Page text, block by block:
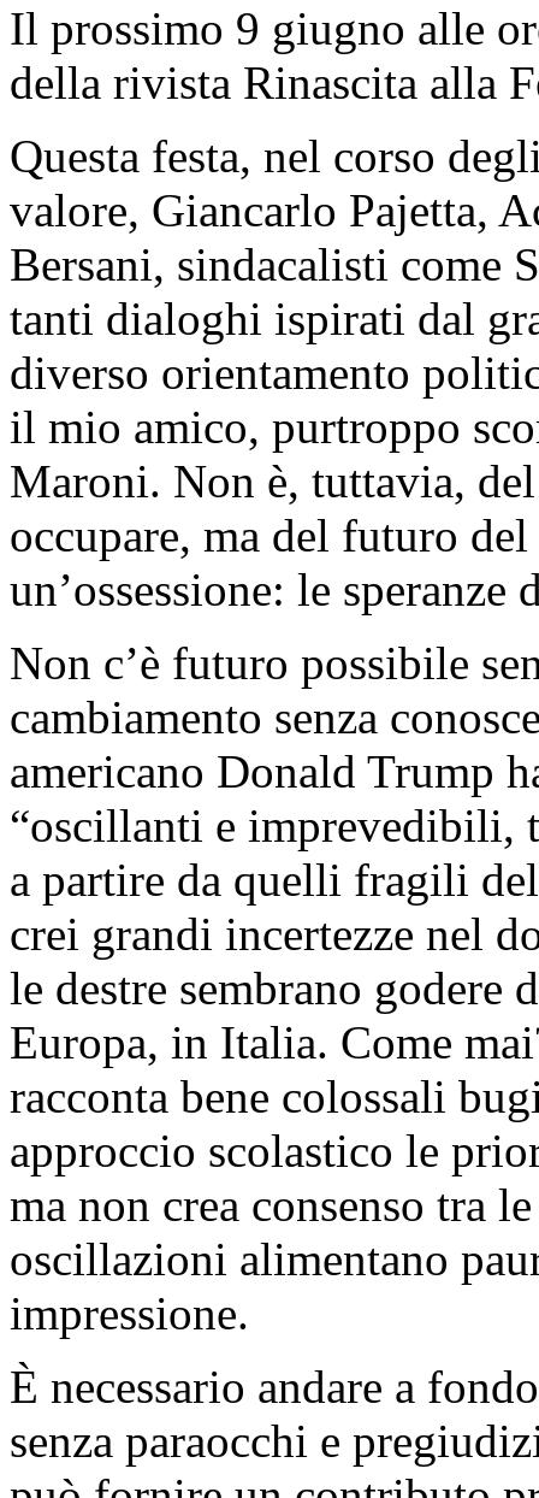
Il prossimo 9 giugno alle
della rivista Rinascita alla
Questa festa, nel corso
valore, Giancarlo Pajetta,
Bersani, sindacalisti come
tanti dialoghi ispirati dal
diverso orientamento
il mio amico, purtroppo
Maroni. Non è, tuttavia,
occupare, ma del futuro
un’ossessione: le speranze
Non c’è futuro possibile
cambiamento senza
americano Donald Trump
“oscillanti e imprevedibili,
a partire da quelli fragili
crei grandi incertezze nel
le destre sembrano
Europa, in Italia. Come
racconta bene colossali
approccio scolastico le
ma non crea consenso tra
oscillazioni alimentano
impressione.
È necessario andare a
senza paraocchi e